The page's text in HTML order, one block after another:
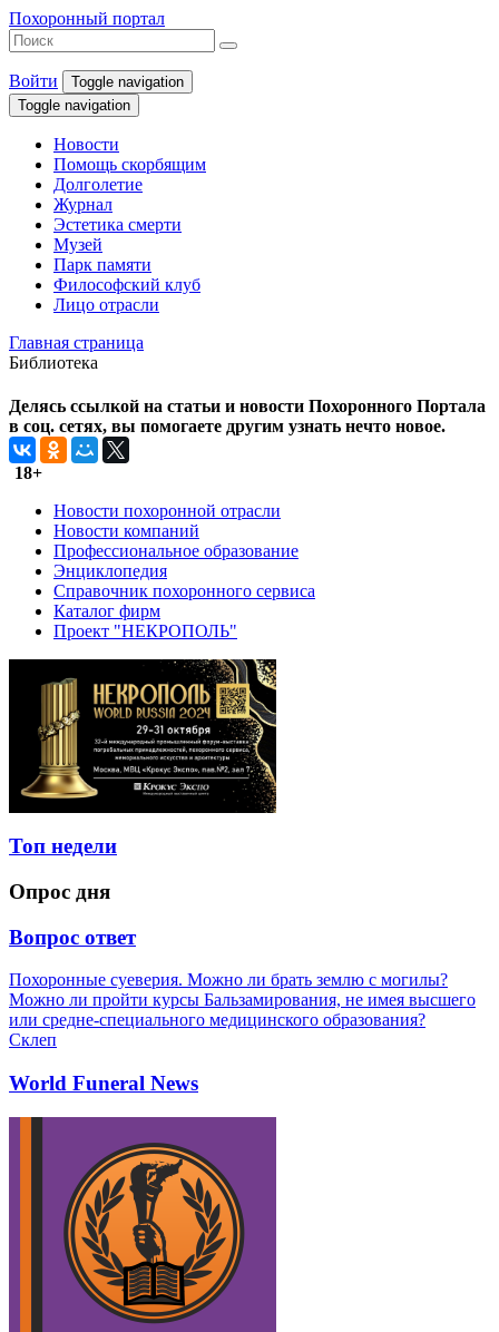
Похоронный портал
Войти
Toggle navigation
Toggle navigation
Новости
Помощь скорбящим
Долголетие
Журнал
Эстетика смерти
Музей
Парк памяти
Философский клуб
Лицо отрасли
Главная страница
Библиотека
Делясь ссылкой на статьи и новости Похоронного Портала
в соц. сетях, вы помогаете другим узнать нечто новое.
18+
Новости похоронной отрасли
Новости компаний
Профессиональное образование
Энциклопедия
Справочник похоронного сервиса
Каталог фирм
Проект "НЕКРОПОЛЬ"
Топ недели
Опрос дня
Вопрос ответ
Похоронные суеверия. Можно ли брать землю с могилы?
Можно ли пройти курсы Бальзамирования, не имея высшего
или средне-специального медицинского образования?
Склеп
World Funeral News